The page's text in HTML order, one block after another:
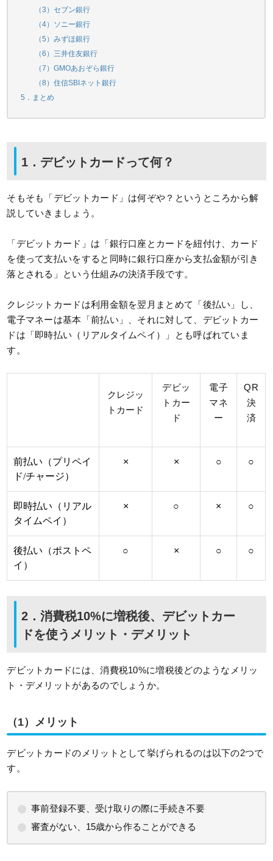
（3）セブン銀行
（4）ソニー銀行
（5）みずほ銀行
（6）三井住友銀行
（7）GMOあおぞら銀行
（8）住信SBIネット銀行
5．まとめ
1．デビットカードって何？
そもそも「デビットカード」は何ぞや？というところから解
説していきましょう。
「デビットカード」は「銀行口座とカードを紐付け、カード
を使って支払いをすると同時に銀行口座から支払金額が引き
落とされる」という仕組みの決済手段です。
クレジットカードは利用金額を翌月まとめて「後払い」し、
電子マネーは基本「前払い」、それに対して、デビットカー
ドは「即時払い（リアルタイムペイ）」とも呼ばれていま
す。
クレジッ
トカード
デビッ
トカー
ド
電子
マネ
ー
QR
決
済
前払い（プリペイ
ド/チャージ）
× × ○ ○
即時払い（リアル
タイムペイ）
× ○ × ○
後払い（ポストペ
イ）
○ × ○ ○
2．消費税10%に増税後、デビットカー
ドを使うメリット・デメリット
デビットカードには、消費税10%に増税後どのようなメリッ
ト・デメリットがあるのでしょうか。
（1）メリット
デビットカードのメリットとして挙げられるのは以下の2つで
す。
事前登録不要、受け取りの際に手続き不要
審査がない、15歳から作ることができる